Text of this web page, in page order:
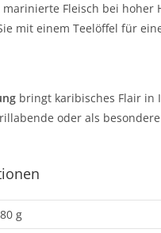
marinierte Fleisch bei
mit einem Teelöffel für
bringt karibisches Flair in
oder als
80 g